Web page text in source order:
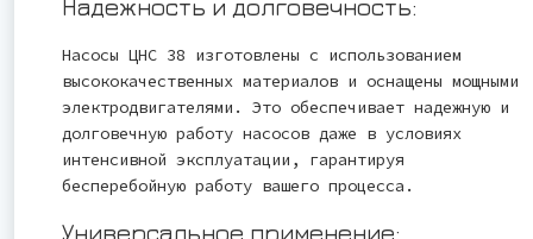
Надежность и долговечность:
Насосы ЦНС 38 изготовлены с использованием
высококачественных материалов и оснащены мощными
электродвигателями. Это обеспечивает надежную и
долговечную работу насосов даже в условиях
интенсивной эксплуатации, гарантируя
бесперебойную работу вашего процесса.
Универсальное применение: